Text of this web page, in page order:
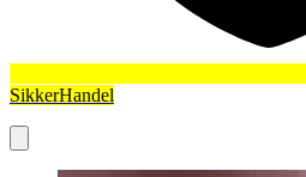
SikkerHandel